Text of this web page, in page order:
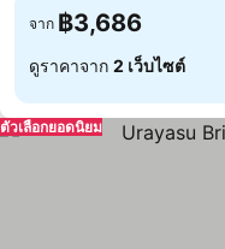
จาก ฿3,686
ดูราคาจาก 2 เว็บไซต์
ตัวเลือกยอดนิยม